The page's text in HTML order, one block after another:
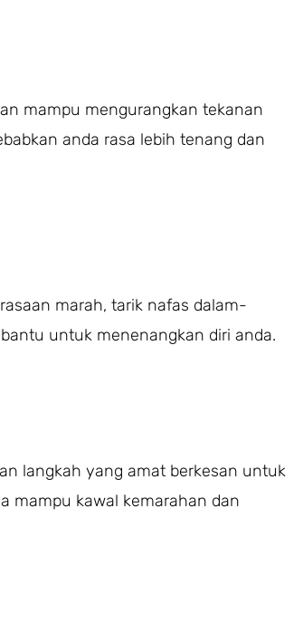
mampu mengurangkan tekanan
anda rasa lebih tenang dan
marah, tarik nafas dalam-
untuk menenangkan diri anda.
langkah yang amat berkesan untuk
mampu kawal kemarahan dan